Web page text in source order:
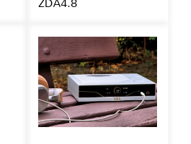
ZDA4.8